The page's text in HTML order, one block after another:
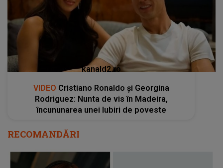
kanald2.ro
VIDEO Cristiano Ronaldo și Georgina
Rodriguez: Nunta de vis în Madeira,
încununarea unei Iubiri de poveste
RECOMANDĂRI